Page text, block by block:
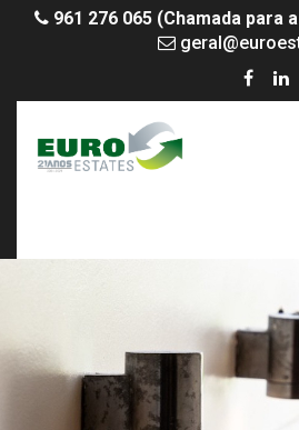
961 276 065 (Chamada para